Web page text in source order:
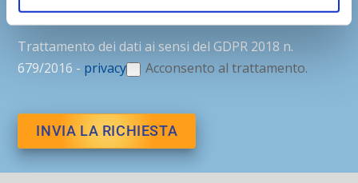
Trattamento dei dati ai sensi del GDPR 2018 n.
679/2016 - privacy Acconsento al trattamento.